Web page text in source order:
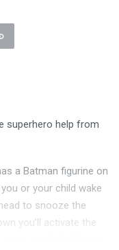
superhero help from
a Batman figurine on
or your child wake
to snooze the
you’ll activate the